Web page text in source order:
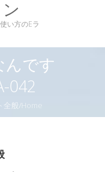
い方のEラ
んです
042
全般/Home